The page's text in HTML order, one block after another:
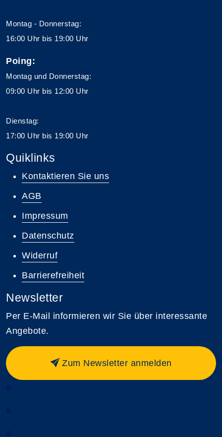
Montag - Donnerstag:
16:00 Uhr bis 19:00 Uhr
Poing:
Montag und Donnerstag:
09:00 Uhr bis 12:00 Uhr
Dienstag:
17:00 Uhr bis 19:00 Uhr
Quiklinks
Kontaktieren Sie uns
AGB
Impressum
Datenschutz
Widerruf
Barrierefreiheit
Newsletter
Per E-Mail informieren wir Sie über interessante
Angebote.
Zum Newsletter anmelden
a
a
a